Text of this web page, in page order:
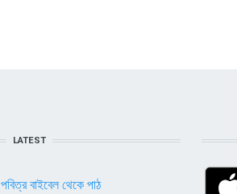
LATEST
পবিত্র বাইবেল থেকে পাঠ